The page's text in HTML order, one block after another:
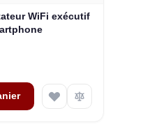
WiFi exécutif